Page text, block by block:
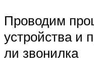
Проводим
устройства и
ли звонилка